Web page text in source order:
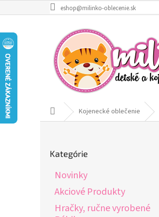
na
eshop@milinko-oblecenie.sk
DomovKojenecké oblečenie
kategórie
Kategórie
Novinky
Akciové Produkty
Hračky, ručne vyrobené